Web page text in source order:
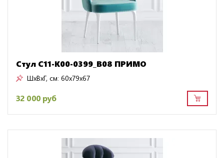
Стул C11-K00-0399_B08 ПРИМО
ШxВxГ, см: 60x79x67
32 000 руб